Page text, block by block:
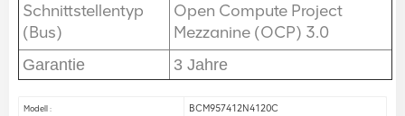
Schnittstellentyp
(Bus)
Open Compute Project
Mezzanine (OCP) 3.0
Garantie 3 Jahre
Modell : BCM957412N4120C